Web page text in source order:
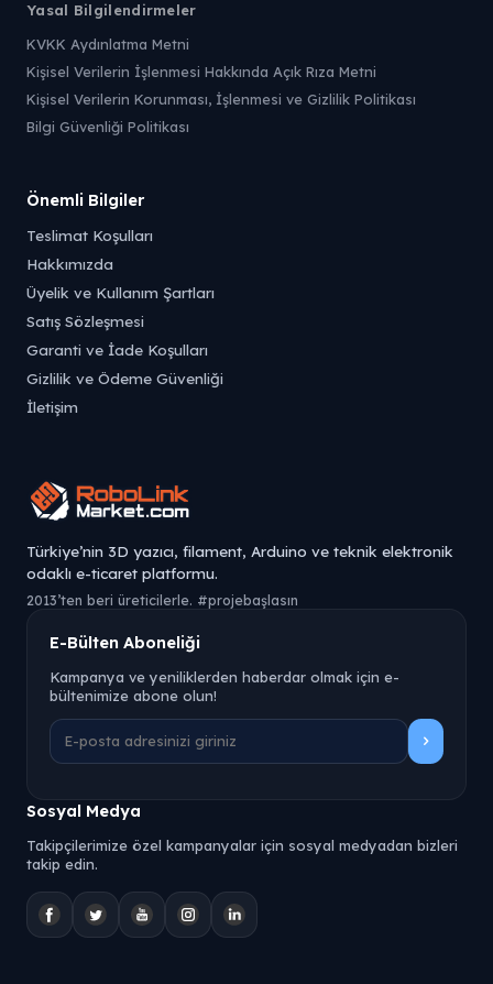
Yasal Bilgilendirmeler
KVKK Aydınlatma Metni
Kişisel Verilerin İşlenmesi Hakkında Açık Rıza Metni
Kişisel Verilerin Korunması, İşlenmesi ve Gizlilik Politikası
Bilgi Güvenliği Politikası
Önemli Bilgiler
Teslimat Koşulları
Hakkımızda
Üyelik ve Kullanım Şartları
Satış Sözleşmesi
Garanti ve İade Koşulları
Gizlilik ve Ödeme Güvenliği
İletişim
Türkiye’nin 3D yazıcı, filament, Arduino ve teknik elektronik
odaklı e-ticaret platformu.
2013’ten beri üreticilerle. #projebaşlasın
E-Bülten Aboneliği
Kampanya ve yeniliklerden haberdar olmak için e-
bültenimize abone olun!
Sosyal Medya
Takipçilerimize özel kampanyalar için sosyal medyadan bizleri
takip edin.